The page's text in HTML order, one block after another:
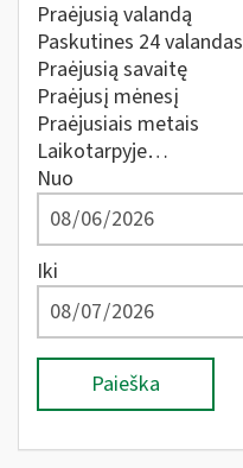
Praėjusią valandą
Paskutines 24 valandas
Praėjusią savaitę
Praėjusį mėnesį
Praėjusiais metais
Laikotarpyje…
Nuo
Iki
Paieška